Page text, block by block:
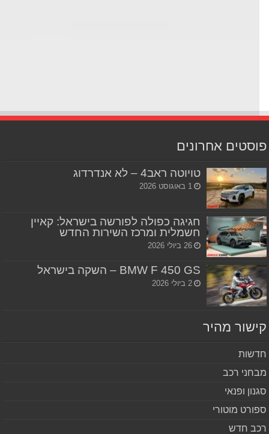
אחרונים
טויוטה ראב4 – לא אנדרדוג
1 באוגוסט 2026
חגיגה כפולה לפורשה בישראל: קאיין
חשמלית ומרכז השירות החדש
26 ביולי 2026
BMW F 450 GS – השקה בישראל
2 ביולי 2026
מהיר
רכב
ופנאי
מוטורי
חדש